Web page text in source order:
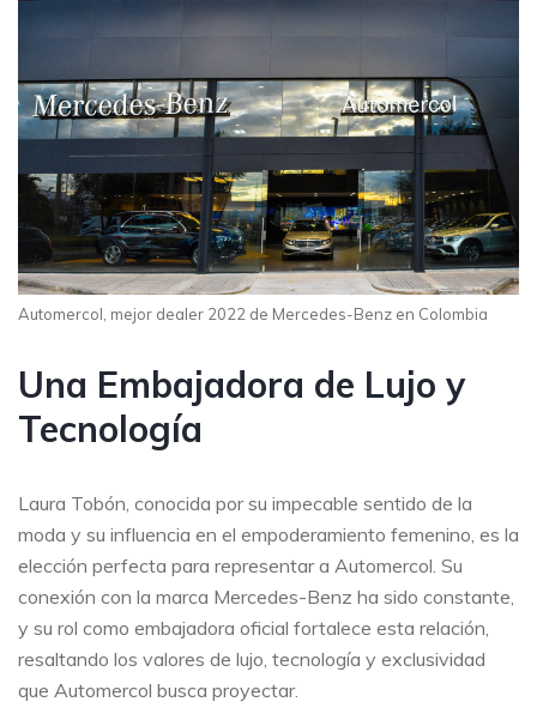
Automercol, mejor dealer 2022 de Mercedes-Benz en Colombia
Una Embajadora de Lujo y
Tecnología
Laura Tobón, conocida por su impecable sentido de la
moda y su influencia en el empoderamiento femenino, es la
elección perfecta para representar a Automercol. Su
conexión con la marca Mercedes-Benz ha sido constante,
y su rol como embajadora oficial fortalece esta relación,
resaltando los valores de lujo, tecnología y exclusividad
que Automercol busca proyectar.